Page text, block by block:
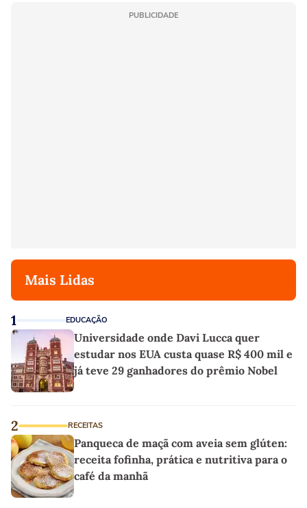
PUBLICIDADE
Mais Lidas
1 EDUCAÇÃO
Universidade onde Davi Lucca quer
estudar nos EUA custa quase R$ 400 mil e
já teve 29 ganhadores do prêmio Nobel
2 RECEITAS
Panqueca de maçã com aveia sem glúten:
receita fofinha, prática e nutritiva para o
café da manhã